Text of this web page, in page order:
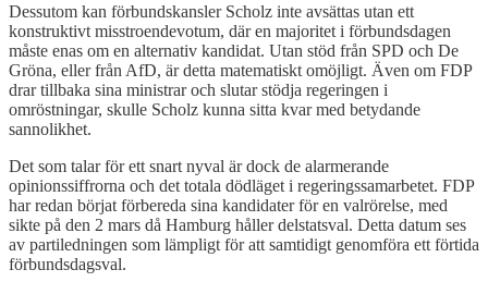
Dessutom kan förbundskansler Scholz inte avsättas utan ett
konstruktivt misstroendevotum, där en majoritet i förbundsdagen
måste enas om en alternativ kandidat. Utan stöd från SPD och De
Gröna, eller från AfD, är detta matematiskt omöjligt. Även om FDP
drar tillbaka sina ministrar och slutar stödja regeringen i
omröstningar, skulle Scholz kunna sitta kvar med betydande
sannolikhet.
Det som talar för ett snart nyval är dock de alarmerande
opinionssiffrorna och det totala dödläget i regeringssamarbetet. FDP
har redan börjat förbereda sina kandidater för en valrörelse, med
sikte på den 2 mars då Hamburg håller delstatsval. Detta datum ses
av partiledningen som lämpligt för att samtidigt genomföra ett förtida
förbundsdagsval.